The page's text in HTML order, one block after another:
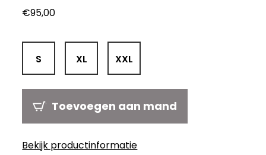
€95,00
S XL XXL
Toevoegen aan mand
Bekijk productinformatie